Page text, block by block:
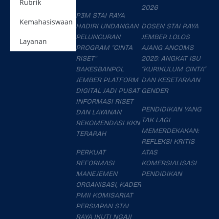
Rubrik
Kemahasiswaan
Layanan
P3M STAI RAYA
HADIRI UNDANGAN
PELUNCURAN
PROGRAM “CINTA
RISET”
BAKESBANPOL
JEMBER PLATFORM
DIGITAL JADI PUSAT
INFORMASI RISET
DAN LAYANAN
REKOMENDASI KKN
TERARAH
PERKUAT
REFORMASI
MANEJEMEN
ORGANISASI, KADER
PMII KOMISARIAT
PERSIAPAN STAI
RAYA IKUTI NGAJI
2026
DOSEN STAI RAYA
JEMBER LOLOS
AJANG ANCOMS
2025: ANGKAT ISU
“KURIKULUM CINTA”
DAN KESETARAAN
GENDER
PENDIDIKAN YANG
TAK LAGI
MEMERDEKAKAN:
REFLEKSI KRITIS
ATAS
KOMERSIALISASI
PENDIDIKAN